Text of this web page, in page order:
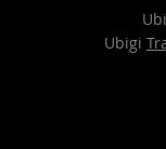
Ubigi